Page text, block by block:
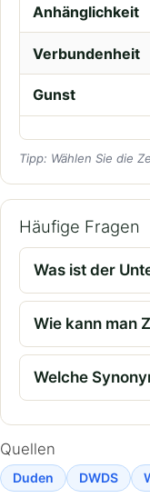
Anhänglichkeit
Verbundenheit
Gunst
Tipp: Wählen Sie die
Häufige Fragen
Was ist der
Wie kann man
Welche
Quellen
Duden DWDS